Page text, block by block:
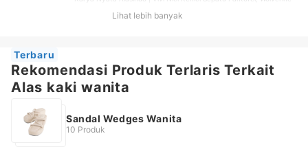
Indonesia | adidas Skateboarding & Lifestyle VL Court 3.0 Shoes
Lihat lebih banyak
Terbaru
Rekomendasi Produk Terlaris Terkait
Alas kaki wanita
Sandal Wedges Wanita
10 Produk